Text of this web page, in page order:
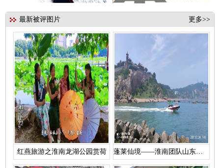
最新被评图片 更多>>
红燕旅游之淮南龙湖公园赏荷 蓬莱仙境——淮南团队山东半岛5日游